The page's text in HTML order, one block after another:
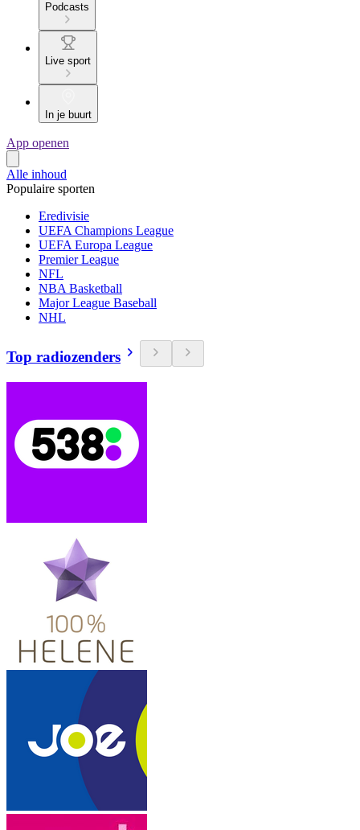
Podcasts
Live sport
In je buurt
App openen
Alle inhoud
Populaire sporten
Eredivisie
UEFA Champions League
UEFA Europa League
Premier League
NFL
NBA Basketball
Major League Baseball
NHL
Top radiozenders